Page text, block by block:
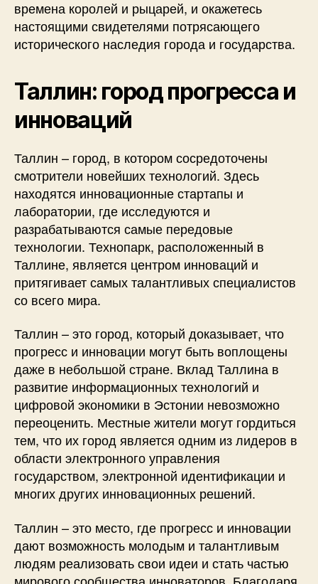
времена королей и рыцарей, и окажетесь
настоящими свидетелями потрясающего
исторического наследия города и государства.
Таллин: город прогресса и
инноваций
Таллин – город, в котором сосредоточены
смотрители новейших технологий. Здесь
находятся инновационные стартапы и
лаборатории, где исследуются и
разрабатываются самые передовые
технологии. Технопарк, расположенный в
Таллине, является центром инноваций и
притягивает самых талантливых специалистов
со всего мира.
Таллин – это город, который доказывает, что
прогресс и инновации могут быть воплощены
даже в небольшой стране. Вклад Таллина в
развитие информационных технологий и
цифровой экономики в Эстонии невозможно
переоценить. Местные жители могут гордиться
тем, что их город является одним из лидеров в
области электронного управления
государством, электронной идентификации и
многих других инновационных решений.
Таллин – это место, где прогресс и инновации
дают возможность молодым и талантливым
людям реализовать свои идеи и стать частью
мирового сообщества инноваторов. Благодаря